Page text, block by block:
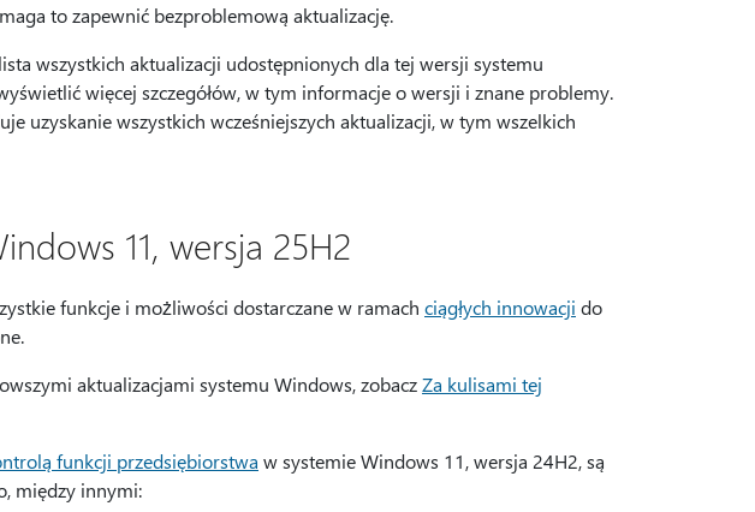
to zapewnić bezproblemową aktualizację.
wszystkich aktualizacji udostępnionych dla tej wersji systemu
więcej szczegółów, w tym informacje o wersji i znane problemy.
uzyskanie wszystkich wcześniejszych aktualizacji, w tym wszelkich
11, wersja 25H2
funkcje i możliwości dostarczane w ramach ciągłych innowacji do
aktualizacjami systemu Windows, zobaczZa kulisami tej
funkcji przedsiębiorstwa w systemie Windows 11, wersja 24H2, są
między innymi: